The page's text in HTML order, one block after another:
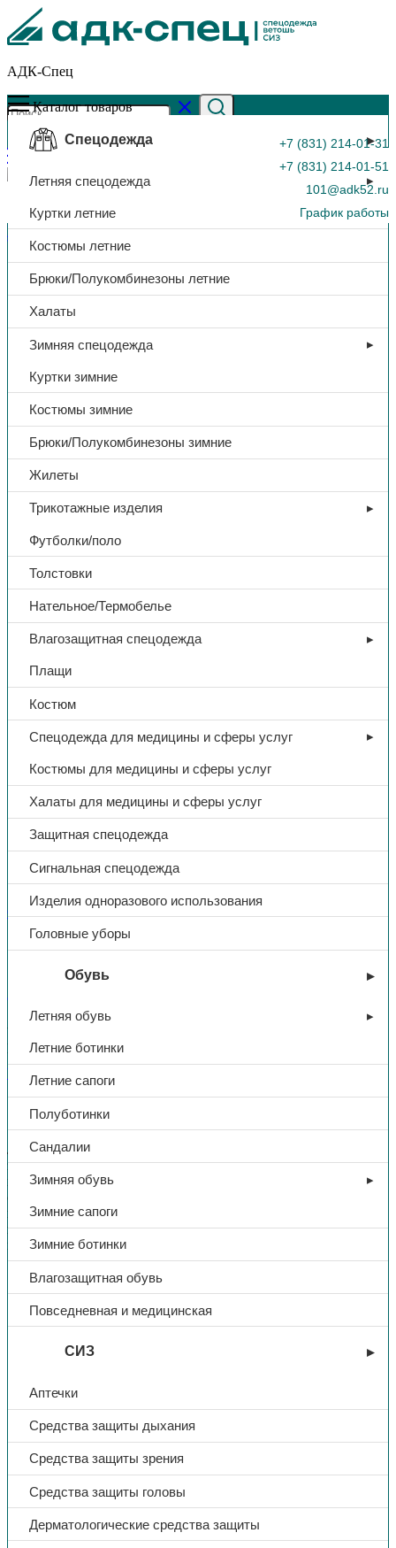
АДК-Спец
+7 (831) 214-01-31
+7 (831) 214-01-51
101@adk52.ru
График работы
0
Каталог товаров
Спецодежда
Летняя спецодежда
Куртки летние
Костюмы летние
Брюки/Полукомбинезоны летние
Халаты
Зимняя спецодежда
Куртки зимние
Костюмы зимние
Брюки/Полукомбинезоны зимние
Жилеты
Трикотажные изделия
Футболки/поло
Толстовки
Нательное/Термобелье
Влагозащитная спецодежда
Плащи
Костюм
Спецодежда для медицины и сферы услуг
Костюмы для медицины и сферы услуг
Халаты для медицины и сферы услуг
Защитная спецодежда
Сигнальная спецодежда
Изделия одноразового использования
Головные уборы
Обувь
Летняя обувь
Летние ботинки
Летние сапоги
Полуботинки
Сандалии
Зимняя обувь
Зимние сапоги
Зимние ботинки
Влагозащитная обувь
Повседневная и медицинская
СИЗ
Аптечки
Средства защиты дыхания
Средства защиты зрения
Средства защиты головы
Дерматологические средства защиты
Главная страница»Каталог»Туфли вельвет «Степ», черный
Обувь
Туфли вельвет «Степ», черный
В избранное
Артикул:Н/Д Категории:
Повседневная и медицинская
Поделиться:
Поделиться в Telegram
Whatsapp
Доп. информация
Легкие, удобные туфли выполнены из вельвета. Будь то
занятия спортом или прогулка по городу. Они придутся по
вкусу всем, кто любит надежную и комфортную обувь и не
сидит на месте.
верх обуви: вельвет х/б дублированный на х/б ткань
подошва: ПВХ композиция
метод крепления: прямой прилив
Тип Туфли
Цвет